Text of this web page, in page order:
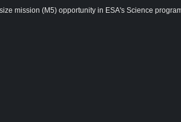
mission (M5) opportunity in ESA's Science